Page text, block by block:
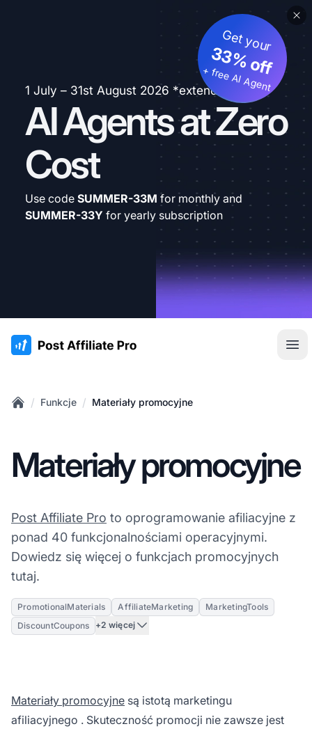
1 July – 31st August 2026 *extended
AI Agents at Zero
Cost
Get your
33% off
+ free AI Agent
Use code SUMMER-33M for monthly and
SUMMER-33Y for yearly subscription
:site.title
/ Funkcje / Materiały promocyjne
Materiały promocyjne
Post Affiliate Pro to oprogramowanie afiliacyjne z
ponad 40 funkcjonalnościami operacyjnymi.
Dowiedz się więcej o funkcjach promocyjnych
tutaj.
PromotionalMaterials AffiliateMarketing
MarketingTools
DiscountCoupons
+2 więcej
Materiały promocyjne są istotą marketingu
afiliacyjnego . Skuteczność promocji nie zawsze jest